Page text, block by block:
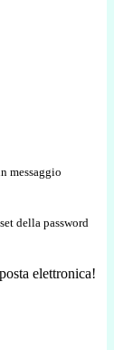
messaggio
della password
elettronica!